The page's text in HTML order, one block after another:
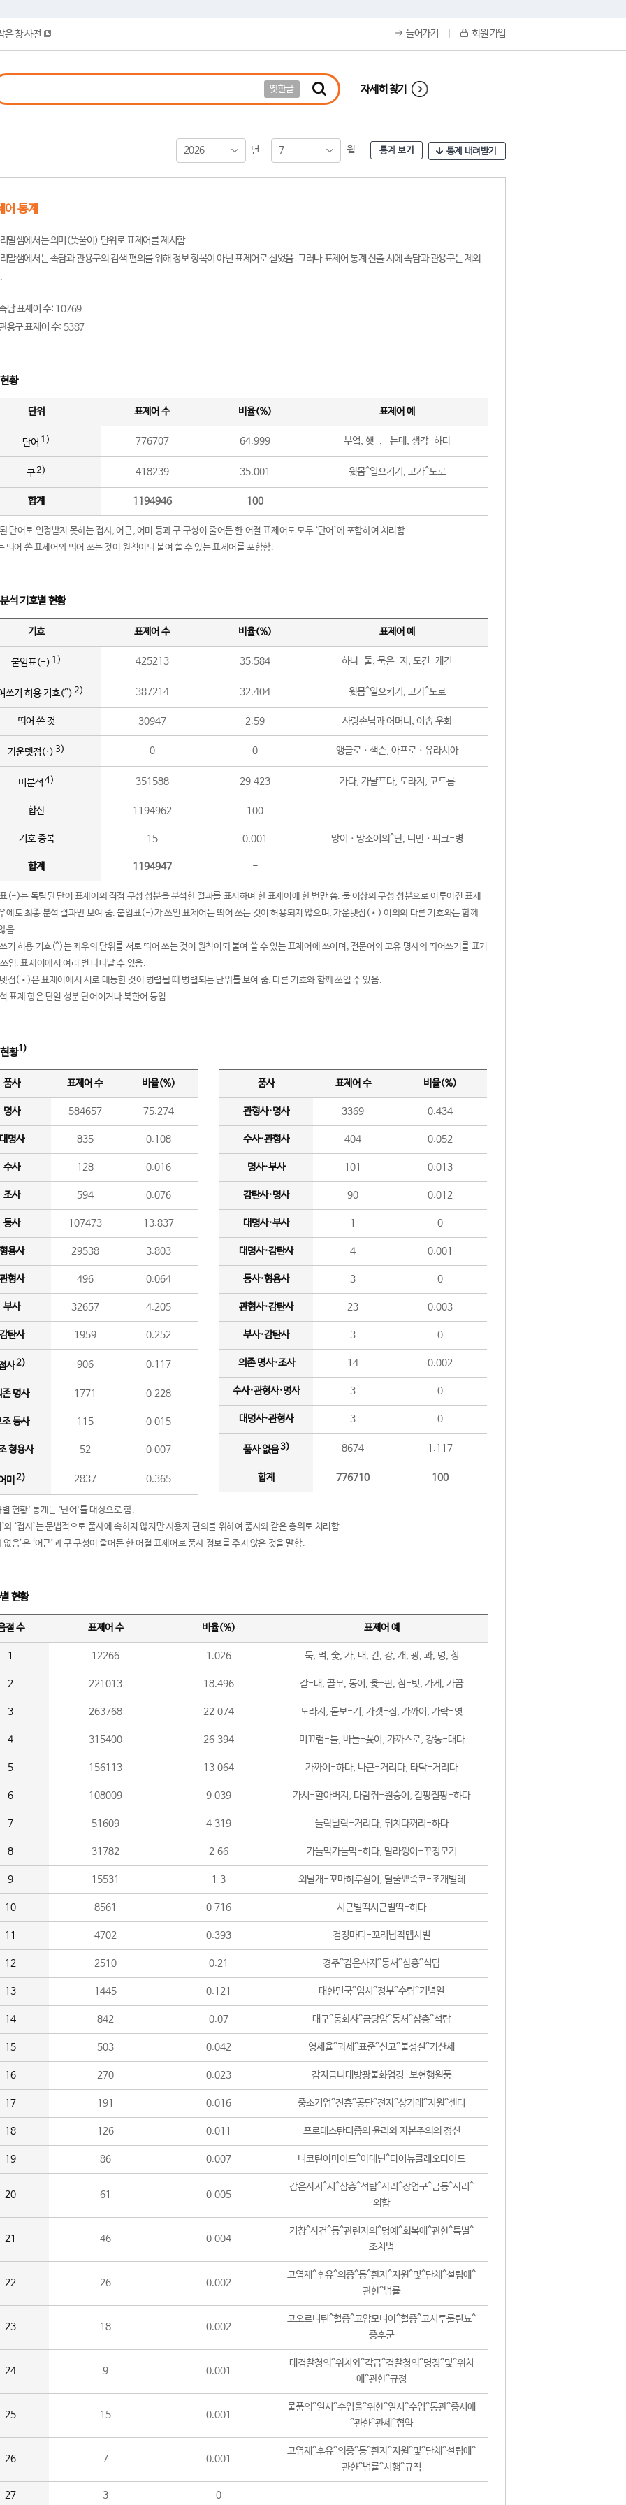
은 창 사전 들어가기 회원 가입
옛한글 자세히 찾기
2026 년 7 월 통계 보기 통계 내려받기
어 통계
말샘에서는 의미(뜻풀이) 단위로 표제어를 제시함.
말샘에서는 속담과 관용구의 검색 편의를 위해 정보 항목이 아닌 표제어로 실었음. 그러나 표제어 통계 산출 시에 속담과 관용구는 제외
담 표제어 수: 10769
용구 표제어 수: 5387
황
단위 표제어 수 비율(%) 표제어 예
단어 1) 776707 64.999 부엌, 햇-, -는데, 생각-하다
구2) 418239 35.001 윗몸^일으키기, 고가^도로
합계 1194946 100
단어로 인정받지 못하는 접사, 어근, 어미 등과 구 구성이 줄어든 한 어절 표제어도 모두 ‘단어’에 포함하여 처리함.
띄어 쓴 표제어와 띄어 쓰는 것이 원칙이되 붙여 쓸 수 있는 표제어를 포함함.
석 기호별 현황
기호 표제어 수 비율(%) 표제어 예
붙임표(-) 1) 425213 35.584 하나-둘, 묵은-지, 도긴-개긴
쓰기 허용 기호(^) 2) 387214 32.404 윗몸^일으키기, 고가^도로
띄어 쓴 것 30947 2.59 사랑손님과 어머니, 이솝 우화
가운뎃점(·) 3) 0 0 앵글로ㆍ색슨, 아프로ㆍ유라시아
미분석 4) 351588 29.423 가다, 가냘프다, 도라지, 고드름
합산 1194962 100
기호 중복 15 0.001 망이ㆍ망소이의^난, 니만ㆍ피크-병
합계 1194947 -
(-)는 독립된 단어 표제어의 직접 구성 성분을 분석한 결과를 표시하며 한 표제어에 한 번만 씀. 둘 이상의 구성 성분으로 이루어진 표제
에도 최종 분석 결과만 보여 줌. 붙임표(-)가 쓰인 표제어는 띄어 쓰는 것이 허용되지 않으며, 가운뎃점(•) 이외의 다른 기호와는 함께
음.
기 허용 기호(^)는 좌우의 단위를 서로 띄어 쓰는 것이 원칙이되 붙여 쓸 수 있는 표제어에 쓰이며, 전문어와 고유 명사의 띄어쓰기를 표기
임. 표제어에서 여러 번 나타날 수 있음.
점(•)은 표제어에서 서로 대등한 것이 병렬될 때 병렬되는 단위를 보여 줌. 다른 기호와 함께 쓰일 수 있음.
표제 항은 단일 성분 단어이거나 북한어 등임.
황1)
품사 표제어 수 비율(%)
명사 584657 75.274
명사 835 0.108
수사 128 0.016
조사 594 0.076
동사 107473 13.837
용사 29538 3.803
형사 496 0.064
부사 32657 4.205
탄사 1959 0.252
사2) 906 0.117
존 명사 1771 0.228
조 동사 115 0.015
형용사 52 0.007
미 2) 2837 0.365
품사 표제어 수 비율(%)
관형사·명사 3369 0.434
수사·관형사 404 0.052
명사·부사 101 0.013
감탄사·명사 90 0.012
대명사·부사 1 0
대명사·감탄사 4 0.001
동사·형용사 3 0
관형사·감탄사 23 0.003
부사·감탄사 3 0
의존 명사·조사 14 0.002
수사·관형사·명사 3 0
대명사·관형사 3 0
품사 없음3) 8674 1.117
합계 776710 100
현황' 통계는 '단어'를 대상으로 함.
와 ‘접사’는 문법적으로 품사에 속하지 않지만 사용자 편의를 위하여 품사와 같은 층위로 처리함.
없음’은 ‘어근’과 구 구성이 줄어든 한 어절 표제어로 품사 정보를 주지 않은 것을 말함.
현황
절 수 표제어 수 비율(%) 표제어 예
1 12266 1.026 둑, 먹, 숯, 가, 내, 간, 강, 개, 광, 과, 명, 청
2 221013 18.496 갈-대, 골무, 동이, 윷-판, 참-빗, 가게, 가끔
3 263768 22.074 도라지, 돋보-기, 가겟-집, 가까이, 가락-엿
4 315400 26.394 미끄럼-틀, 바늘-꽂이, 가까스로, 강동-대다
5 156113 13.064 가까이-하다, 나근-거리다, 타닥-거리다
6 108009 9.039 가시-할아버지, 다람쥐-원숭이, 갈팡질팡-하다
7 51609 4.319 들락날락-거리다, 뒤치다꺼리-하다
8 31782 2.66 가들막가들막-하다, 말라깽이-꾸정모기
9 15531 1.3 외날개-꼬마하루살이, 털줄뾰족코-조개벌레
10 8561 0.716 시근벌떡시근벌떡-하다
11 4702 0.393 검정마디-꼬리납작맵시벌
12 2510 0.21 경주^감은사지^동서^삼층^석탑
13 1445 0.121 대한민국^임시^정부^수립^기념일
14 842 0.07 대구^동화사^금당암^동서^삼층^석탑
15 503 0.042 영세율^과세^표준^신고^불성실^가산세
16 270 0.023 감지금니대방광불화엄경-보현행원품
17 191 0.016 중소기업^진흥^공단^전자^상거래^지원^센터
18 126 0.011 프로테스탄티즘의 윤리와 자본주의의 정신
19 86 0.007 니코틴아마이드^아데닌^다이뉴클레오타이드
20 61 0.005
감은사지^서^삼층^석탑^사리^장엄구^금동^사리^
외함
21 46 0.004
거창^사건^등^관련자의^명예^회복에^관한^특별^
조치법
22 26 0.002
고엽제^후유^의증^등^환자^지원^및^단체^설립에^
관한^법률
23 18 0.002
고오르니틴^혈증^고암모니아^혈증^고시투룰린뇨^
증후군
24 9 0.001
대검찰청의^위치와^각급^검찰청의^명칭^및^위치
에^관한^규정
25 15 0.001
물품의^일시^수입을^위한^일시^수입^통관^증서에
^관한^관세^협약
26 7 0.001
고엽제^후유^의증^등^환자^지원^및^단체^설립에^
관한^법률^시행^규칙
27 3 0